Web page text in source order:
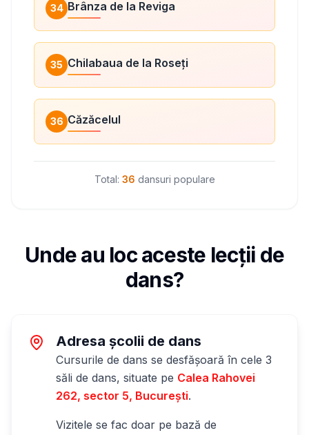
34 Brânza de la Reviga
35 Chilabaua de la Roseți
36 Căzăcelul
Total: 36 dansuri populare
Unde au loc aceste lecții de
dans?
Adresa școlii de dans
Cursurile de dans se desfășoară în cele 3
săli de dans, situate pe Calea Rahovei
262, sector 5, București.
Vizitele se fac doar pe bază de